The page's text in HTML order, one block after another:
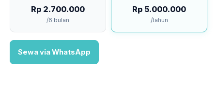
Rp 2.700.000
/6 bulan
Rp 5.000.000
/tahun
Sewa via WhatsApp